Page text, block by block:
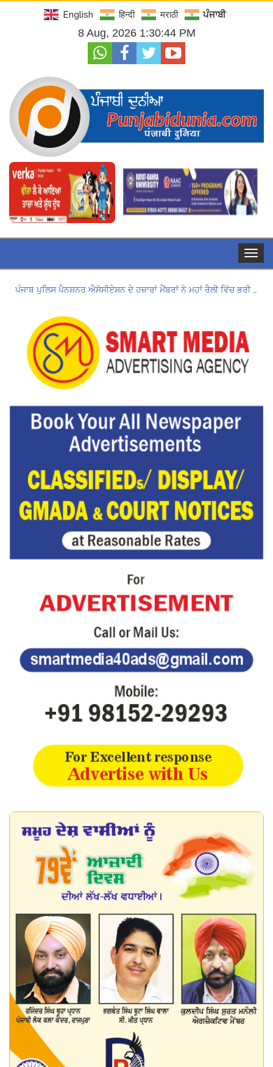
English हिन्दी मराठी ਪੰਜਾਬੀ
8 Aug, 2026 1:30:45 PM
Toggle
ਪੰਜਾਬ ਪੁਲਿਸ ਪੈਨਸ਼ਨਰ ਐਸੋਸੀਏਸ਼ਨ ਦੇ ਹਜ਼ਾਰਾਂ ਮੈਂਬਰਾਂ ਨੇ ਮਹਾਂ ਰੈਲੀ ਵਿੱਚ ਭਰੀ ਹਾਜ਼ਰੀ
Hukamnama Sri Darbar Sahib, Amritsar – Punjabi Dunia
8 अगस्त को मोहाली के होटल एंकरेज में सजेगा “तीज मुटियारां दी” का रंग
Hukamnama Sri Darbar Sahib, Amritsar – Punjabi Dunia